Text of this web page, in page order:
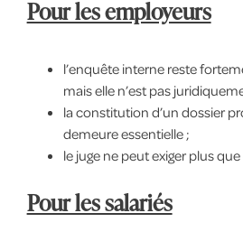
Pour les employeurs
l’enquête interne reste
mais elle n’est pas
la constitution d’un dossier
demeure essentielle ;
le juge ne peut exiger plus
Pour les salariés